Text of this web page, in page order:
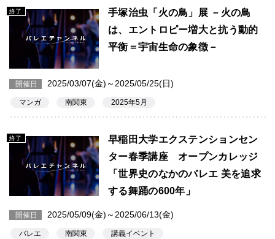
終了
手塚治虫「火の鳥」展 －火の鳥
は、エントロピー増大と抗う動的
平衡＝宇宙生命の象徴－
開催日 2025/03/07(金)～2025/05/25(日)
マンガ 南関東 2025年5月
終了
早稲田大学エクステンションセン
ター春季講座 オープンカレッジ
「世界史のなかのバレエ 美を追求
する舞踊の600年」
開催日 2025/05/09(金)～2025/06/13(金)
バレエ 南関東 講義イベント